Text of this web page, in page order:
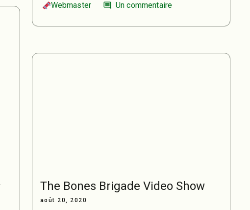
Webmaster comment Un commentaire
The Bones Brigade Video Show
août 20, 2020